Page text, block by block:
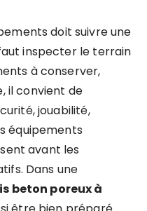
doit suivre une
inspecter le terrain
à conserver,
il convient de
jouabilité,
équipements
avant les
Dans une
beton poreux à